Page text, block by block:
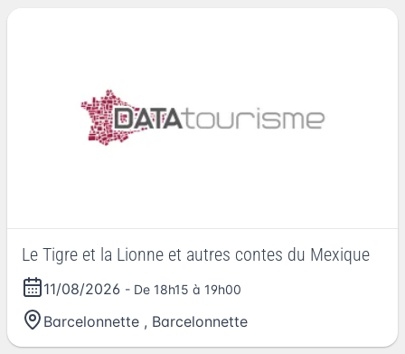
Le Tigre et la Lionne et autres contes du Mexique
11/08/2026 - De 18h15 à 19h00
Barcelonnette , Barcelonnette